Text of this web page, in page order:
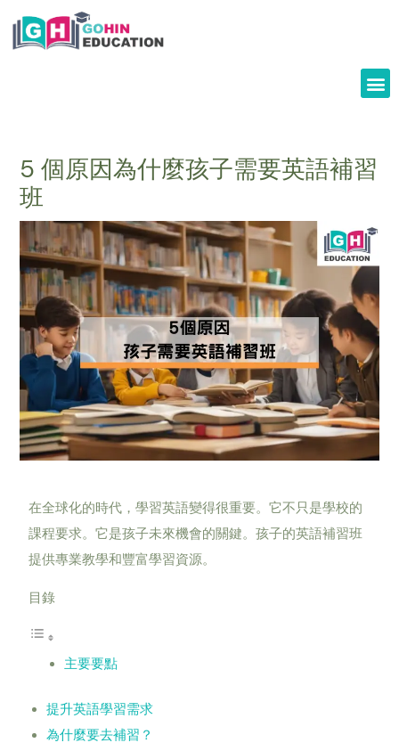
Skip
5 個原因為什麼孩子需要英語補習
班
在全球化的時代，學習英語變得很重要。它不只是學校的
課程要求。它是孩子未來機會的關鍵。孩子的英語補習班
提供專業教學和豐富學習資源。
目錄
主要要點
提升英語學習需求
為什麼要去補習？